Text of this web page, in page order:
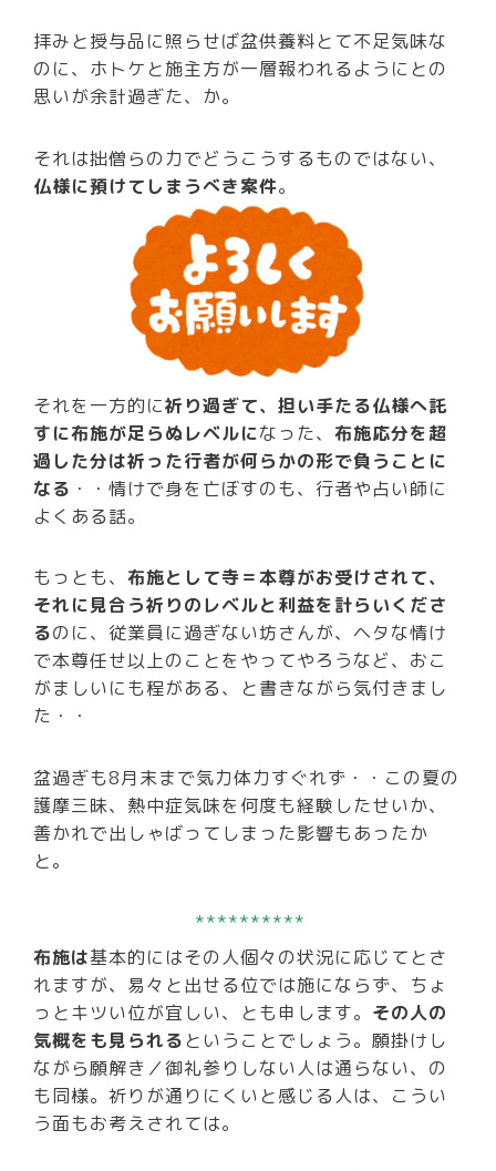
拝みと授与品に照らせば盆供養料とて不足気味な
のに、ホトケと施主方が一層報われるようにとの
思いが余計過ぎた、か。
それは拙僧らの力でどうこうするものではない、
仏様に預けてしまうべき案件。
それを一方的に祈り過ぎて、担い手たる仏様へ託
すに布施が足らぬレベルになった、布施応分を超
過した分は祈った行者が何らかの形で負うことに
なる ・・情けで身を亡ぼすのも、行者や占い師に
よくある話。
もっとも、布施として寺＝本尊がお受けされて、
それに見合う祈りのレベルと利益を計らいくださ
るのに、従業員に過ぎない坊さんが、ヘタな情け
で本尊任せ以上のことをやってやろうなど、おこ
がましいにも程がある、と書きながら気付きまし
た・・
盆過ぎも8月末まで気力体力すぐれず・・この夏の
護摩三昧、熱中症気味を何度も経験したせいか、
善かれで出しゃばってしまった影響もあったか
と。
**********
布施は基本的にはその人個々の状況に応じてとさ
れますが、易々と出せる位では施にならず、ちょ
っとキツい位が宜しい、とも申します。 その人の
気概をも見られるということでしょう。願掛けし
ながら願解き／御礼参りしない人は通らない、の
も同様。祈りが通りにくいと感じる人は、こうい
う面もお考えされては。